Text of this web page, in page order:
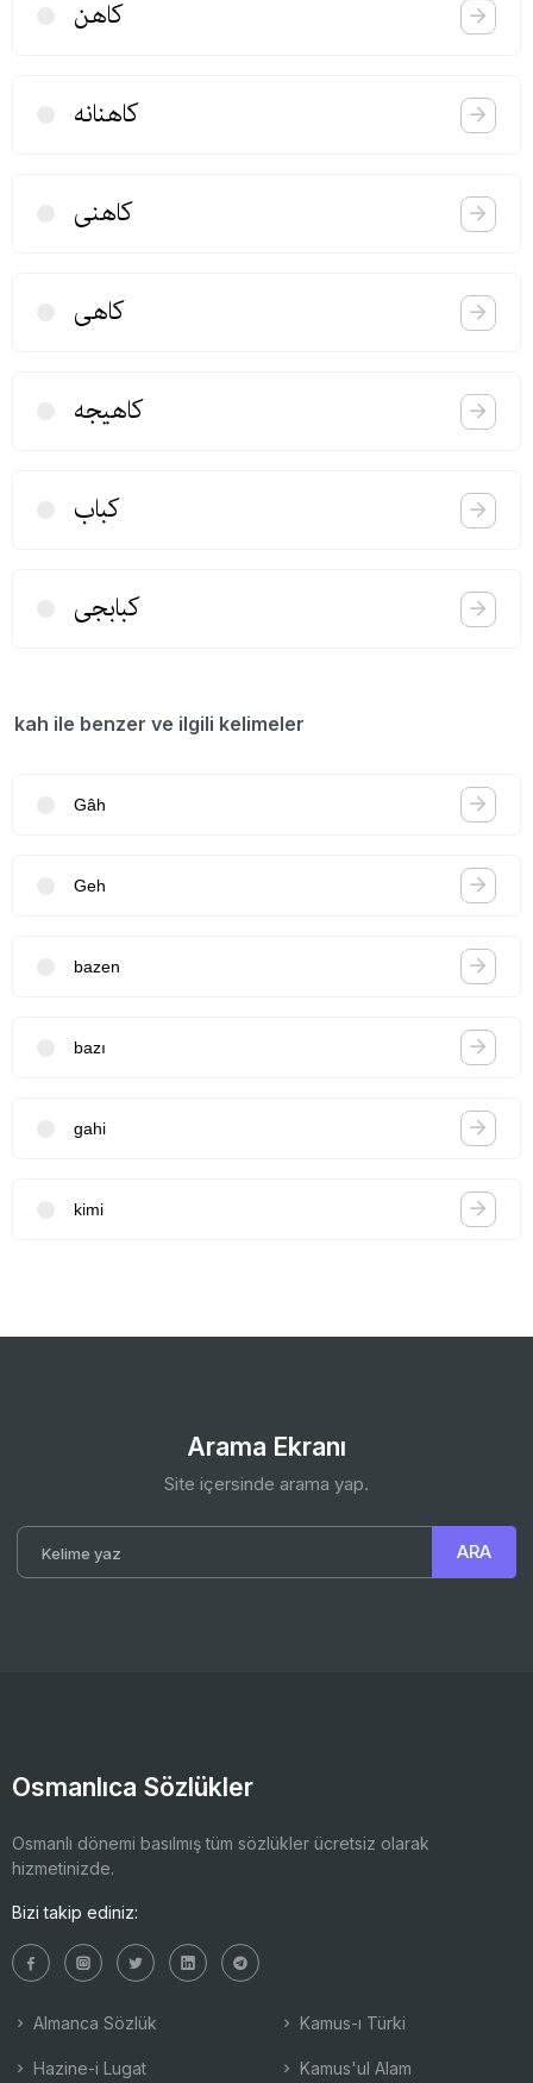
كاهن
كاهنانه
كاهنی
كاهی
كاهیجه
كباب
كبابجی
kah ile benzer ve ilgili kelimeler
Gâh
Geh
bazen
bazı
gahi
kimi
Arama Ekranı
Site içersinde arama yap.
Osmanlıca Sözlükler
Osmanlı dönemi basılmış tüm sözlükler ücretsiz olarak
hizmetinizde.
Bizi takip ediniz:
Almanca Sözlük
Hazine-i Lugat
Kamus-ı Türki
Kamus'ul Alam